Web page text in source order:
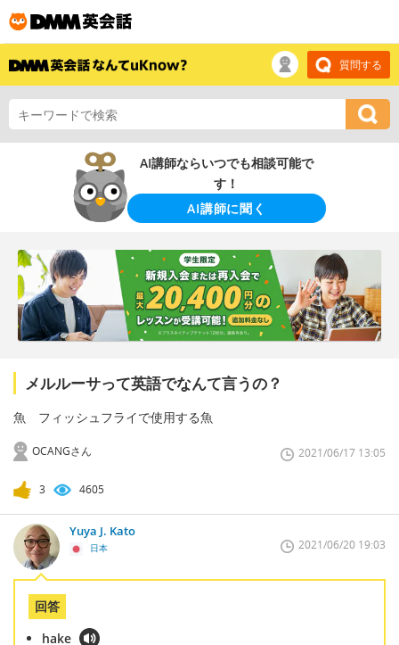
質問する
AI講師ならいつでも相談可能で
す！
AI講師に聞く
メルルーサって英語でなんて言うの？
魚 フィッシュフライで使用する魚
OCANGさん 2021/06/17 13:05
3 4605
Yuya J. Kato
日本 2021/06/20 19:03
回答
hake